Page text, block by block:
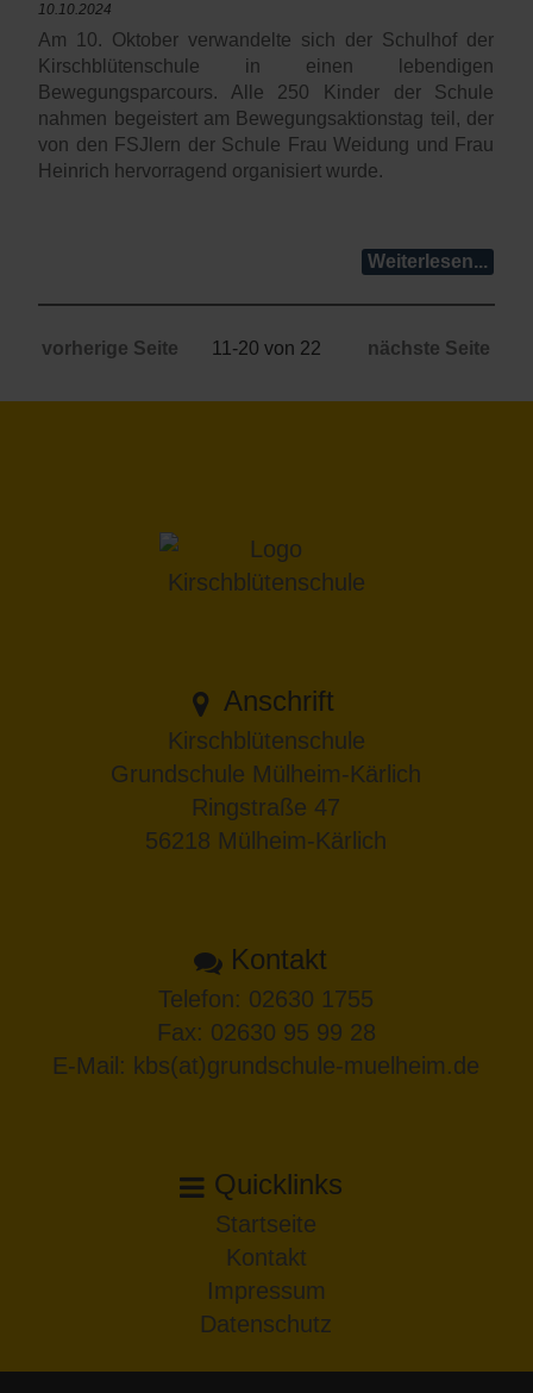
10.10.2024
Am 10. Oktober verwandelte sich der Schulhof der
Kirschblütenschule in einen lebendigen
Bewegungsparcours. Alle 250 Kinder der Schule
nahmen begeistert am Bewegungsaktionstag teil, der
von den FSJlern der Schule Frau Weidung und Frau
Heinrich hervorragend organisiert wurde.
Weiterlesen...
vorherige Seite 11-20 von 22 nächste Seite
Anschrift
Kirschblütenschule
Grundschule Mülheim-Kärlich
Ringstraße 47
56218 Mülheim-Kärlich
Kontakt
Telefon: 02630 1755
Fax: 02630 95 99 28
E-Mail: kbs(at)grundschule-muelheim.de
Quicklinks
Startseite
Kontakt
Impressum
Datenschutz